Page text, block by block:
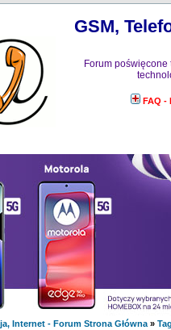
GSM,
Forum
FAQ -
Internet - Forum Strona Główna »